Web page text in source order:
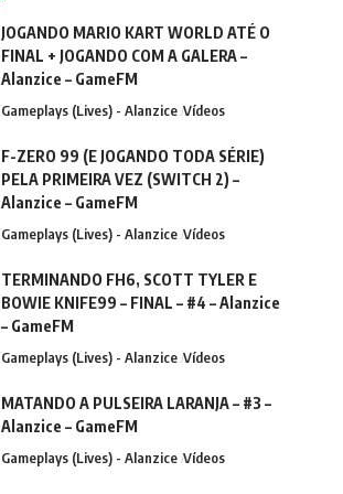
JOGANDO MARIO KART WORLD ATÉ O
FINAL + JOGANDO COM A GALERA –
Alanzice – GameFM
Gameplays (Lives) - Alanzice Vídeos
F-ZERO 99 (E JOGANDO TODA SÉRIE)
PELA PRIMEIRA VEZ (SWITCH 2) –
Alanzice – GameFM
Gameplays (Lives) - Alanzice Vídeos
TERMINANDO FH6, SCOTT TYLER E
BOWIE KNIFE99 – FINAL – #4 – Alanzice
– GameFM
Gameplays (Lives) - Alanzice Vídeos
MATANDO A PULSEIRA LARANJA – #3 –
Alanzice – GameFM
Gameplays (Lives) - Alanzice Vídeos